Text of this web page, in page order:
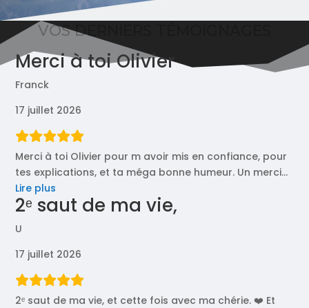
VOS DERNIERS TÉMOIGNAGES
Merci à toi Olivier
Franck
17 juillet 2026
Merci à toi Olivier pour m avoir mis en confiance, pour
tes explications, et ta méga bonne humeur. Un merci…
Lire plus
à
2ᵉ saut de ma vie,
U
17 juillet 2026
2ᵉ saut de ma vie, et cette fois avec ma chérie. ❤️ Et